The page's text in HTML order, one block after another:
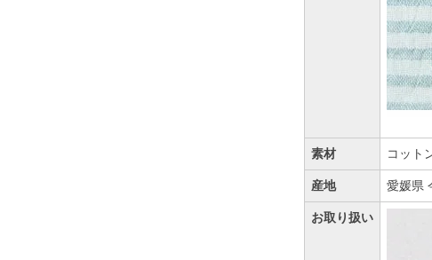
素材 コット
産地 愛媛県
お取り扱い